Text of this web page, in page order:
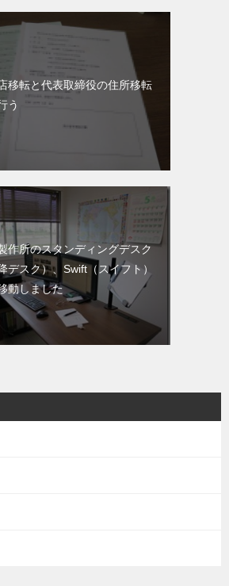
移転と代表取締役の住所移転
う
作所のスタンディングデスク
デスク）、Swift（スイフト）
動しました